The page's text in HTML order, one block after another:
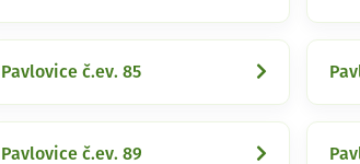
Pavlovice č.ev. 85
Pavlovice č.ev. 89